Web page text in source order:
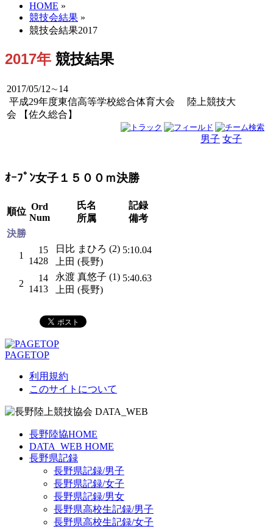
HOME »
競技会結果 »
競技会結果2017
2017年 競技結果
2017/05/12∼14
平成29年度東信高等学校総合体育大会 陸上競技大
会 【佐久総合】
男子 女子
ｵｰﾌﾟﾝ女子１５００ｍ決勝
順位 Ord
Num
氏名
所属
記録
備考
決勝
1
15
1428
日比 まひろ (2)
上田 (長野)
5:10.04
2
14
1413
永渡 真悠子 (1)
上田 (長野)
5:40.63
PAGETOP
利用規約
このサイトについて
長野陸協HOME
DATA_WEB HOME
長野県記録
長野県記録/男子
長野県記録/女子
長野県記録/男女
長野県高校生記録/男子
長野県高校生記録/女子